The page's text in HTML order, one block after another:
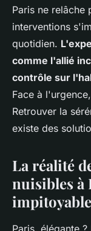
solution
Amir•13 février
Paris ne relâche
interventions
quotidien.
comme l'allié
contrôle sur
Face à
Retrouver la
existe des
La réalité
nuisibles à
impitoyable